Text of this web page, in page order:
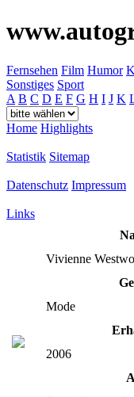
Fernsehen Film Humor
Sonstiges Sport
A B C D E F G H I J K
Home Highlights
Statistik Sitemap
Datenschutz Impressum
Links
Vivienne
Mode
2006